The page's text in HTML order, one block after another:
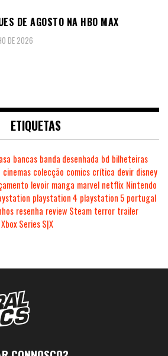
DE AGOSTO NA HBO MAX
DE 2026
ETIQUETAS
asa bancas banda desenhada bd bilheteiras
cinemas colecção comics crítica devir disney
levoir manga marvel netflix Nintendo
playstation 4 playstation 5 portugal
resenha review Steam terror trailer
Xbox Series S|X